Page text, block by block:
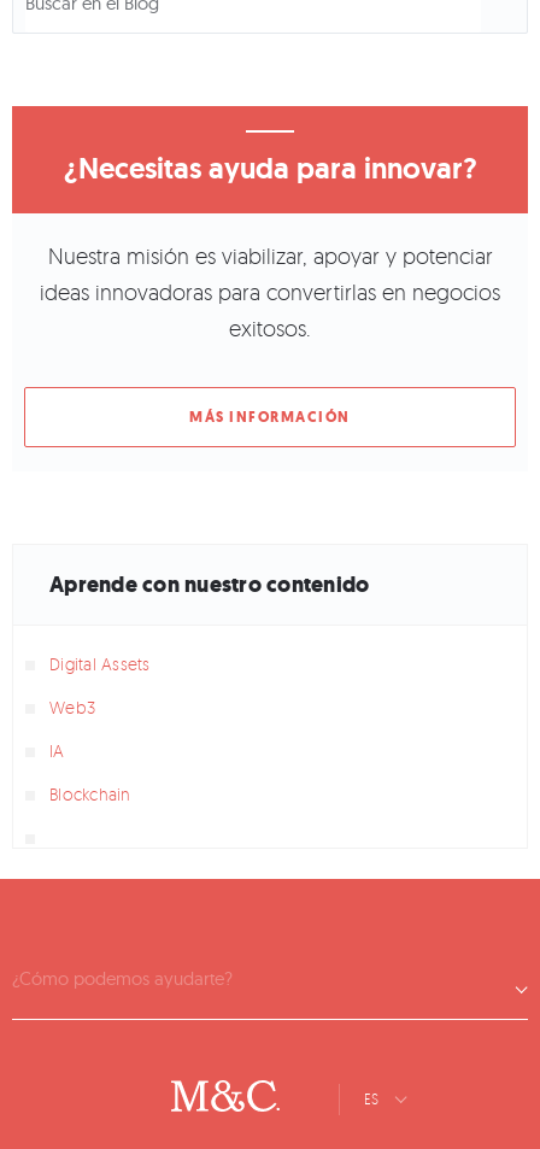
¿Necesitas ayuda para innovar?
Nuestra misión es viabilizar, apoyar y potenciar
ideas innovadoras para convertirlas en negocios
exitosos.
MÁS INFORMACIÓN
Aprende con nuestro contenido
Digital Assets
Web3
IA
Blockchain
¿Cómo podemos ayudarte?
ES